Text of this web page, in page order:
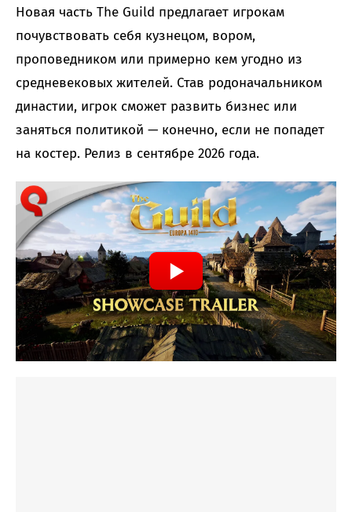
Новая часть The Guild предлагает игрокам
почувствовать себя кузнецом, вором,
проповедником или примерно кем угодно из
средневековых жителей. Став родоначальником
династии, игрок сможет развить бизнес или
заняться политикой — конечно, если не попадет
на костер. Релиз в сентябре 2026 года.